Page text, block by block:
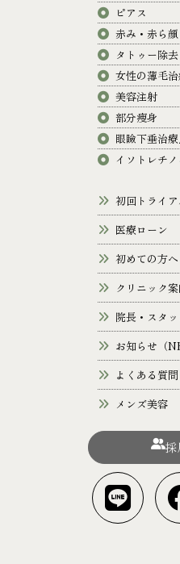
ピアス
赤み・赤ら顔
タトゥー除去
女性の薄毛
美容注射
部分痩身
眼瞼下垂治
イソトレチ
初回トライ
医療ローン
初めての方へ
クリニック
院長・スタ
お知らせ（
よくある質問
メンズ美容
採